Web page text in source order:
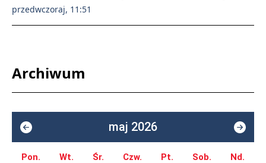
przedwczoraj, 11:51
Archiwum
maj 2026
Pon. Wt. Śr. Czw. Pt. Sob. Nd.